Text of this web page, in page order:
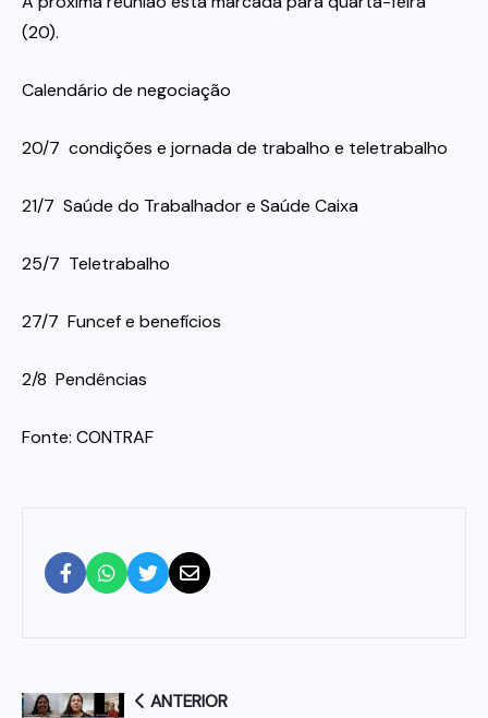
(20).
Calendário de negociação
20/7  condições e jornada de trabalho e teletrabalho
21/7  Saúde do Trabalhador e Saúde Caixa
25/7  Teletrabalho
27/7  Funcef e benefícios
2/8  Pendências
Fonte: CONTRAF
ANTERIOR